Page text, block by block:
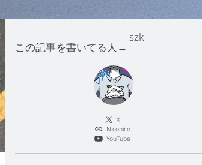
この記事を書いてる人→
szk
X
Niconico
YouTube